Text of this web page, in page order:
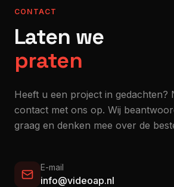
CONTACT
Laten we
praten
Heeft u een project in gedachten?
contact met ons op. Wij
graag en denken mee over de
E-mail
info@videoap.nl